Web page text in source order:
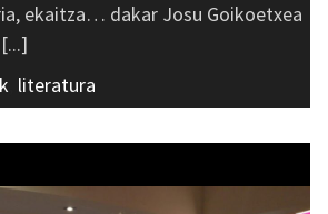
ekaitza… dakar Josu Goikoetxea
literatura